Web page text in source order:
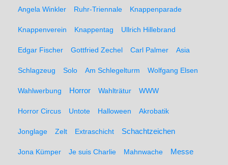
Angela Winkler Ruhr-Triennale Knappenparade
Knappenverein Knappentag Ullrich Hillebrand
Edgar Fischer Gottfried Zechel Carl Palmer Asia
Schlagzeug Solo Am Schlegelturm Wolfgang Elsen
Wahlwerbung Horror Wahlträtur WWW
Horror Circus Untote Halloween Akrobatik
Jonglage Zelt Extraschicht Schachtzeichen
Jona Kümper Je suis Charlie Mahnwache Messe